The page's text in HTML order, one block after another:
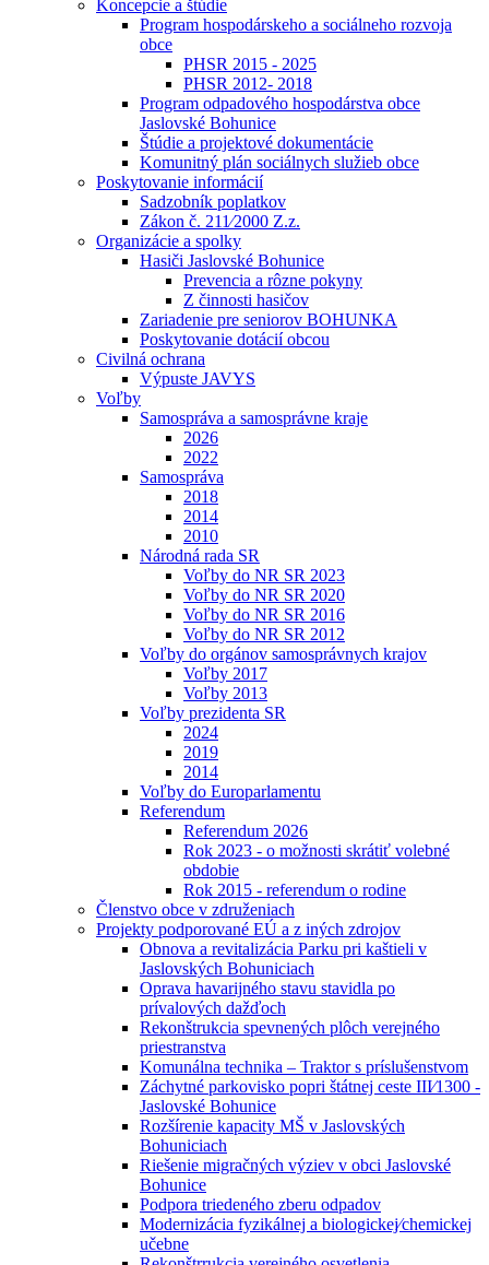
Koncepcie a štúdie
Program hospodárskeho a sociálneho rozvoja
obce
PHSR 2015 - 2025
PHSR 2012- 2018
Program odpadového hospodárstva obce
Jaslovské Bohunice
Štúdie a projektové dokumentácie
Komunitný plán sociálnych služieb obce
Poskytovanie informácií
Sadzobník poplatkov
Zákon č. 211⁄2000 Z.z.
Organizácie a spolky
Hasiči Jaslovské Bohunice
Prevencia a rôzne pokyny
Z činnosti hasičov
Zariadenie pre seniorov BOHUNKA
Poskytovanie dotácií obcou
Civilná ochrana
Výpuste JAVYS
Voľby
Samospráva a samosprávne kraje
2026
2022
Samospráva
2018
2014
2010
Národná rada SR
Voľby do NR SR 2023
Voľby do NR SR 2020
Voľby do NR SR 2016
Voľby do NR SR 2012
Voľby do orgánov samosprávnych krajov
Voľby 2017
Voľby 2013
Voľby prezidenta SR
2024
2019
2014
Voľby do Europarlamentu
Referendum
Referendum 2026
Rok 2023 - o možnosti skrátiť volebné
obdobie
Rok 2015 - referendum o rodine
Členstvo obce v združeniach
Projekty podporované EÚ a z iných zdrojov
Obnova a revitalizácia Parku pri kaštieli v
Jaslovských Bohuniciach
Oprava havarijného stavu stavidla po
prívalových dažďoch
Rekonštrukcia spevnených plôch verejného
priestranstva
Komunálna technika – Traktor s príslušenstvom
Záchytné parkovisko popri štátnej ceste III⁄1300 -
Jaslovské Bohunice
Rozšírenie kapacity MŠ v Jaslovských
Bohuniciach
Riešenie migračných výziev v obci Jaslovské
Bohunice
Podpora triedeného zberu odpadov
Modernizácia fyzikálnej a biologickej⁄chemickej
učebne